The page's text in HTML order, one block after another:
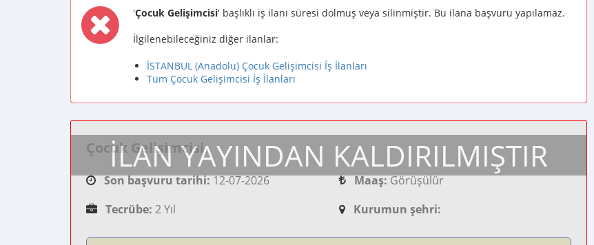
'Çocuk Gelişimcisi' başlıklı iş ilanı süresi dolmuş veya silinmiştir. Bu ilana başvuru yapılamaz.
İlgilenebileceğiniz diğer ilanlar:
İSTANBUL (Anadolu) Çocuk Gelişimcisi İş İlanları
Tüm Çocuk Gelişimcisi İş İlanları
İLAN YAYINDAN KALDIRILMIŞTIR
Çocuk Gelişimcisi
Son başvuru tarihi:12-07-2026 Maaş:Görüşülür
Tecrübe: 2 Yıl Kurumun şehri: